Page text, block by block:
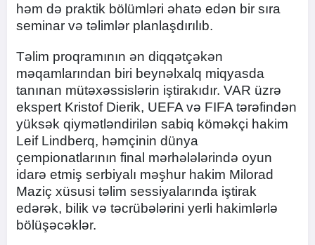
həm də praktik bölümləri əhatə edən bir sıra
seminar və təlimlər planlaşdırılıb.
Təlim proqramının ən diqqətçəkən
məqamlarından biri beynəlxalq miqyasda
tanınan mütəxəssislərin iştirakıdır. VAR üzrə
ekspert Kristof Dierik, UEFA və FIFA tərəfindən
yüksək qiymətləndirilən sabiq köməkçi hakim
Leif Lindberq, həmçinin dünya
çempionatlarının final mərhələlərində oyun
idarə etmiş serbiyalı məşhur hakim Milorad
Maziç xüsusi təlim sessiyalarında iştirak
edərək, bilik və təcrübələrini yerli hakimlərlə
bölüşəcəklər.